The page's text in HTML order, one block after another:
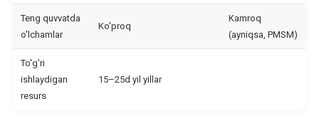
nasoslarini
ta'mirlash
Teng quvvatda
o'lchamlar
Ko'proq
Kamroq
(ayniqsa, PMSM)
To'g'ri
ishlaydigan
resurs
15–25d yil yillar